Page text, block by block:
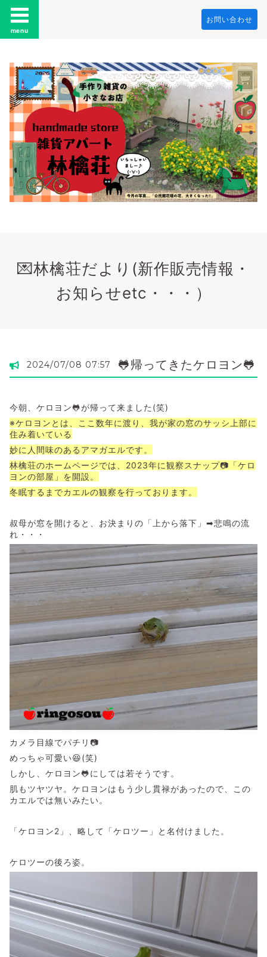
menu
お問い合わせ
💌林檎荘だより(新作販売情報・
お知らせetc・・・）
2024/07/08 07:57 🐸帰ってきたケロヨン🐸
今朝、ケロヨン🐸が帰って来ました(笑)
※ケロヨンとは、ここ数年に渡り、我が家の窓のサッシ上部に
住み着いている
妙に人間味のあるアマガエルです。
林檎荘のホームページでは、2023年に観察スナップ📷「ケロ
ヨンの部屋」を開設。
冬眠するまでカエルの観察を行っております。
叔母が窓を開けると、お決まりの「上から落下」➡悲鳴の流
れ・・・
カメラ目線でパチリ📷
めっちゃ可愛い😆(笑)
しかし、ケロヨン🐸にしては若そうです。
肌もツヤツヤ。ケロヨンはもう少し貫禄があったので、この
カエルでは無いみたい。
「ケロヨン2」、略して「ケロツー」と名付けました。
ケロツーの後ろ姿。